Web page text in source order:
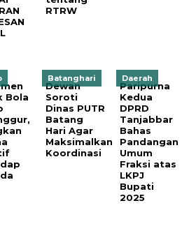
RTRW
Bola
Batanghari
Dewan
Soroti
Dinas PUTR
Batang
Hari Agar
Maksimalkan
Koordinasi
Daerah
Paripurna
Kedua
DPRD
Tanjabbar
Bahas
Pandangan
Umum
Fraksi atas
LKPJ
Bupati
2025